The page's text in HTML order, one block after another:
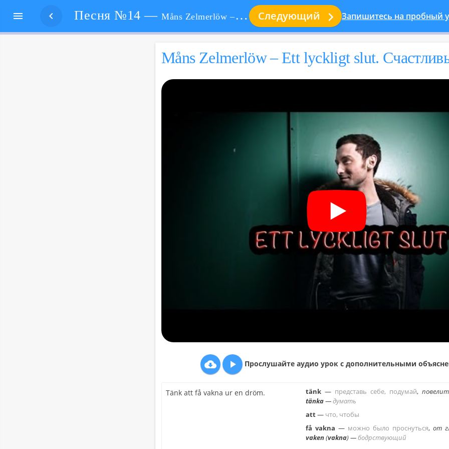
  Песня №14 —Måns Zelmerlöw – Ett lyckligt slut. Счастливый конец Следующий  Запишитесь на пробный
Måns Zelmerlöw – Ett lyckligt slut.
  Про­слу­шай­те аудио урок с до­пол­ни­тель­ны­ми
Tänk att få vakna ur en dröm. tänk — пред­ставь себе, по­ду­май,
tänka—ду­мать
att— что, чтобы
få vakna — можно было проснуть­ся,от
vaken (vakna) —бодр­ству­ю­щий